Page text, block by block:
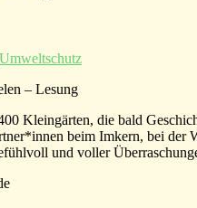
Umweltschutz
Kleingärten, die bald
beim Imkern, bei der
und voller